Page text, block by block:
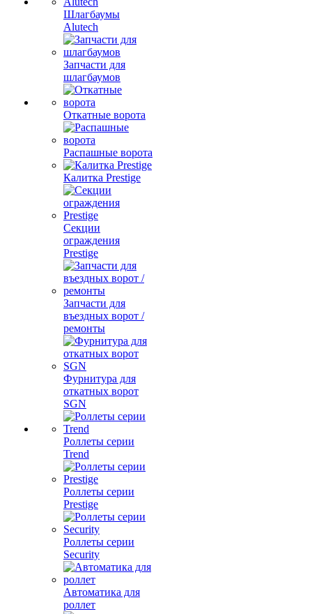
Шлагбаумы
Alutech
Запчасти для
шлагбаумов
Откатные ворота
Распашные ворота
Калитка Prestige
Секции
ограждения
Prestige
Запчасти для
въездных ворот /
ремонты
Фурнитура для
откатных ворот
SGN
Роллеты серии
Trend
Роллеты серии
Prestige
Роллеты серии
Security
Автоматика для
роллет